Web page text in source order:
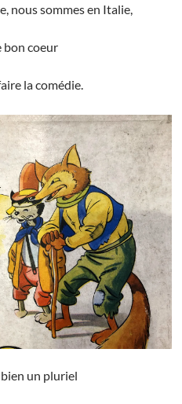
nous sommes en Italie,
bon coeur
la comédie.
bien un pluriel